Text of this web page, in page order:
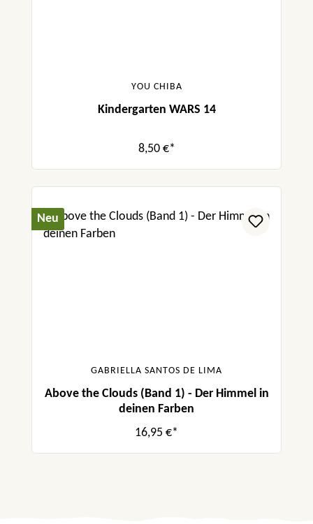
YOU CHIBA
Kindergarten WARS 14
8,50 €*
Neu
GABRIELLA SANTOS DE LIMA
Above the Clouds (Band 1) - Der Himmel in
deinen Farben
16,95 €*